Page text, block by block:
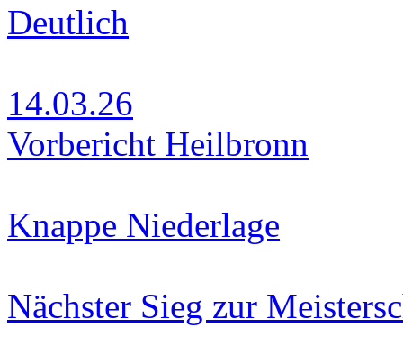
Deutlich
14.03.26
Vorbericht Heilbronn
Knappe Niederlage
Nächster Sieg zur